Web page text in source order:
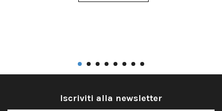
Iscriviti alla newsletter